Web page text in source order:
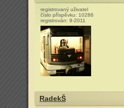
registrovaný uživatel
číslo příspěvku: 10286
registrován: 9-2011
RadekŠ